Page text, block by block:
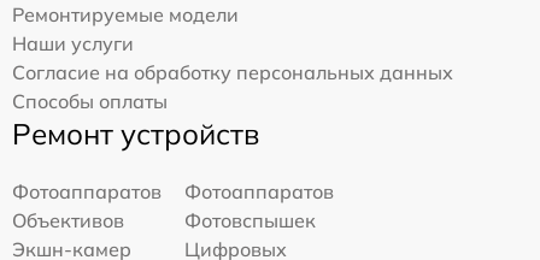
Ремонтируемые модели
Наши услуги
Согласие на обработку персональных данных
Способы оплаты
Ремонт устройств
Фотоаппаратов
Фотоаппаратов
Объективов
Фотовспышек
Экшн-камер
Цифровых